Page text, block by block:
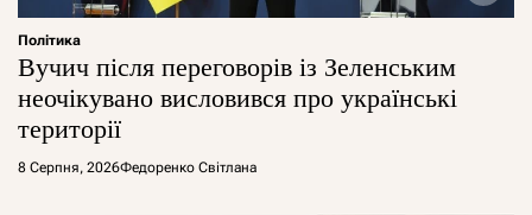
Політика
Вучич після переговорів із Зеленським
неочікувано висловився про українські
території
8 Серпня, 2026Федоренко Світлана